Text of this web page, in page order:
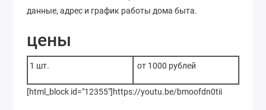
данные, адрес и график работы дома быта.
цены
1 шт. от 1000 рублей
[html_block id="12355"]https://youtu.be/bmoofdn0tii